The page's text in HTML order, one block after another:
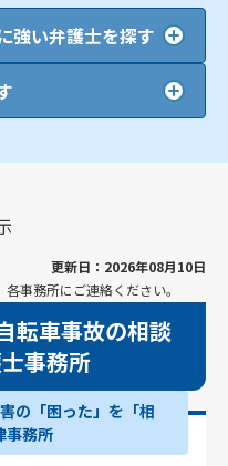
強い弁護士を探す
更新日：2026年08月10日
各事務所にご連絡ください。
転車事故の相談
事務所
の「困った」を「相
事務所